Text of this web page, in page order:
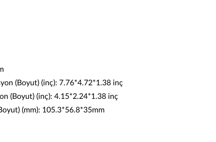
(Boyut) (inç): 7.76*4.72*1.38 inç
(Boyut) (inç): 4.15*2.24*1.38 inç
(mm): 105.3*56.8*35mm